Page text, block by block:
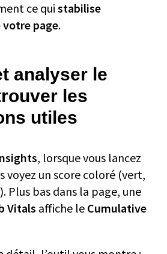
ce qui stabilise
votre page.
analyser le
les
utiles
, lorsque vous lancez
voyez un score coloré (vert,
Plus bas dans la page, une
Vitals affiche le Cumulative